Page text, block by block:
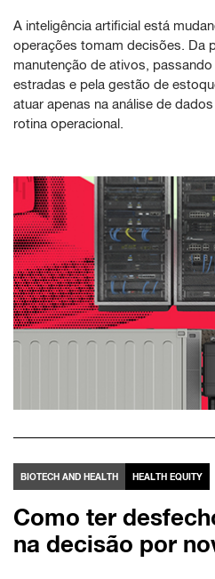
A inteligência artificial está
operações tomam decisões. Da
manutenção de ativos,
estradas e pela gestão de
atuar apenas na análise de
rotina operacional.
BIOTECH AND HEALTH HEALTH EQUITY
Como ter
na decisão por